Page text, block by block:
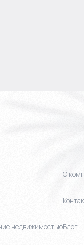
недвижимостью
О
Блог